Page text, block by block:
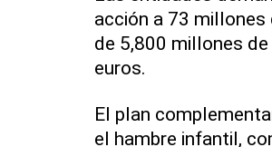
acción a 73
de 5,800 millones
euros.
El plan
el hambre infantil,